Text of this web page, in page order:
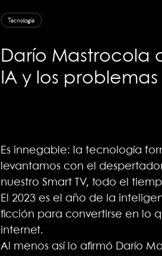
Tecnología
Darío Mastrocola
IA y los
Es innegable: la tecnología
levantamos con el
nuestro Smart TV, todo el
El 2023 es el año de la
ficción para convertirse en lo
internet.
Al menos así lo afirmó Darío